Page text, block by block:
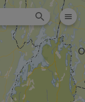
Dela karta (lång
Dela karta
Skriv ut
Om kartan